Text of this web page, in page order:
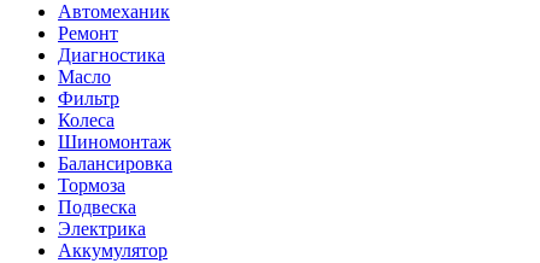
Автомеханик
Ремонт
Диагностика
Масло
Фильтр
Колеса
Шиномонтаж
Балансировка
Тормоза
Подвеска
Электрика
Аккумулятор